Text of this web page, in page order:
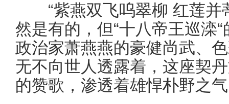
“紫燕双飞呜翠柳 红莲并
然是有的，但“十八帝王巡滦
政治家萧燕燕的豪健尚武、
无不向世人透露着，这座契
的赞歌，渗透着雄悍朴野之